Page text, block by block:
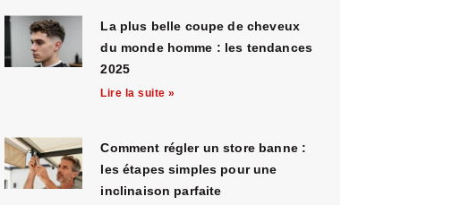
La plus belle coupe de cheveux
du monde homme : les tendances
2025
Lire la suite »
Comment régler un store banne :
les étapes simples pour une
inclinaison parfaite